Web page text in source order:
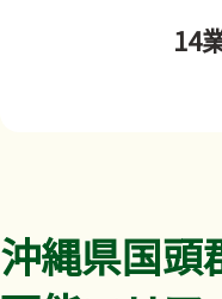
14
沖縄県国頭